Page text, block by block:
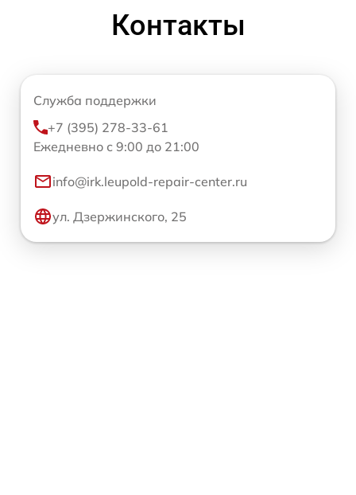
Контакты
Служба поддержки
+7 (395) 278-33-61
Ежедневно с 9:00 до 21:00
info@irk.leupold-repair-center.ru
ул. Дзержинского, 25